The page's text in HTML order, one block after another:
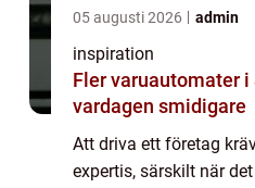
05 augusti 2026 admin
inspiration
Fler varuautomater
vardagen smidigare
Att driva ett företag
expertis, särskilt när